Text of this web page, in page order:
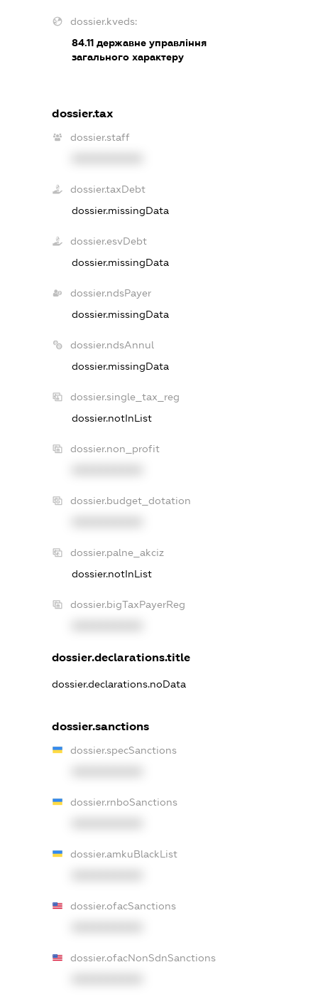
dossier.kveds:
84.11 державне управління
загального характеру
dossier.tax
dossier.staff
dossier.taxDebt
dossier.missingData
dossier.esvDebt
dossier.missingData
dossier.ndsPayer
dossier.missingData
dossier.ndsAnnul
dossier.missingData
dossier.single_tax_reg
dossier.notInList
dossier.non_profit
dossier.budget_dotation
dossier.palne_akciz
dossier.notInList
dossier.bigTaxPayerReg
dossier.declarations.title
dossier.declarations.noData
dossier.sanctions
dossier.specSanctions
dossier.rnboSanctions
dossier.amkuBlackList
dossier.ofacSanctions
dossier.ofacNonSdnSanctions